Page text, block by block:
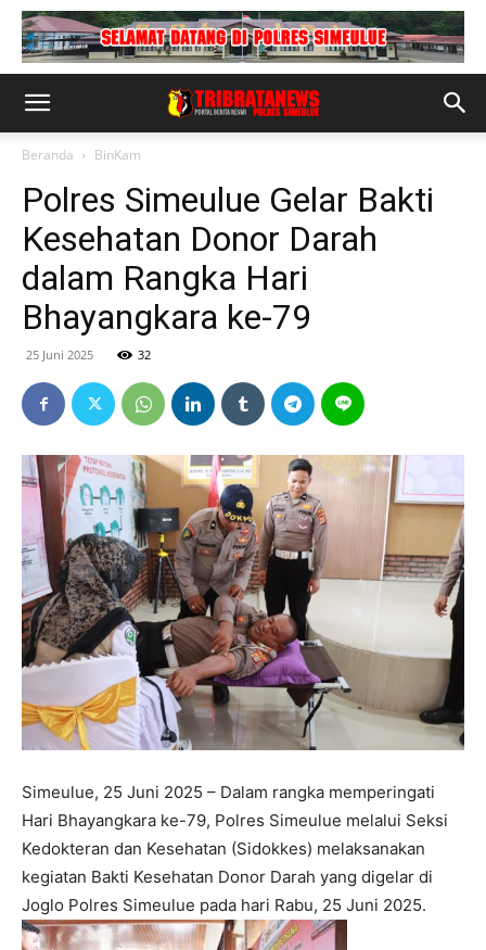
Beranda BinKam
Polres Simeulue Gelar Bakti
Kesehatan Donor Darah
dalam Rangka Hari
Bhayangkara ke-79
25 Juni 2025 32
Simeulue, 25 Juni 2025 – Dalam rangka memperingati
Hari Bhayangkara ke-79, Polres Simeulue melalui Seksi
Kedokteran dan Kesehatan (Sidokkes) melaksanakan
kegiatan Bakti Kesehatan Donor Darah yang digelar di
Joglo Polres Simeulue pada hari Rabu, 25 Juni 2025.